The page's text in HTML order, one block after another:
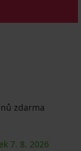
zdarma
7. 8. 2026